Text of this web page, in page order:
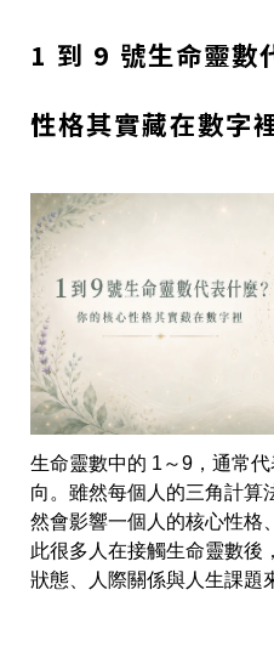
1 到 9 號生命靈數
性格其實藏在數字
生命靈數中的 1～9，通常
向。雖然每個人的三角計算
然會影響一個人的核心性格
此很多人在接觸生命靈數後
狀態、人際關係與人生課題